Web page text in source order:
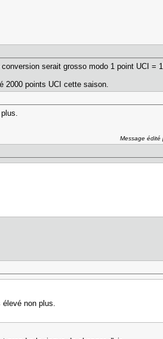
serait grosso modo 1 point UCI =
2000 points UCI cette saison.
Message édité
élevé non plus.